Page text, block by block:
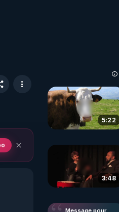
5:22
3:48
Message pour